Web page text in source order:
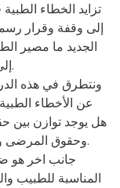
تزايد الخطاء
إلى وقفة وقرار
الجديد ما مصير
ونتطرق في هذه
عن الأخطاء
هل يوجد توازن بين
وحقوق المرضى
جانب اخر هو
المناسبة للطبيب